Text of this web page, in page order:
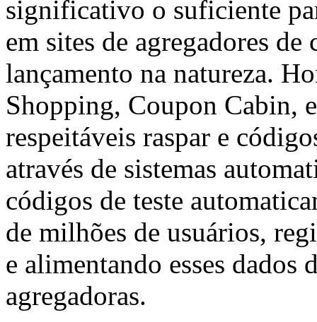
significativo o suficiente
em sites de agregadores
lançamento na natureza.
Shopping, Coupon Cabin,
respeitáveis raspar e
através de sistemas
códigos de teste
de milhões de usuários,
e alimentando esses dados
agregadoras.